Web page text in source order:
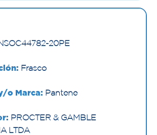
20PE
Frasco
o Marca: Pantene
PROCTER & GAMBLE
LTDA